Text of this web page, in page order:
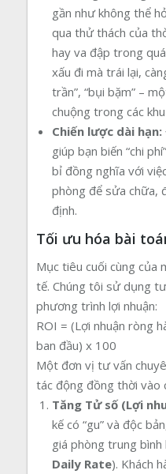
gần như không thể
qua thử thách của
hay va đập trong
xấu đi mà trái lại,
trần”, “bụi bặm” –
chuộng trong các
Chiến lược dài hạn:
giúp bạn biến “chi
bỉ đồng nghĩa với
phòng để sửa chữa,
định.
Tối ưu hóa bài
Mục tiêu cuối cùng của
tế. Chúng tôi sử dụng
phương trình lợi nhuận:
ROI = (Lợi nhuận ròng
ban đầu) x 100
Một đơn vị tư vấn
tác động đồng thời vào
Tăng Tử số (Lợi
kế có “gu” và độc
giá phòng trung bình
Daily Rate). Khách